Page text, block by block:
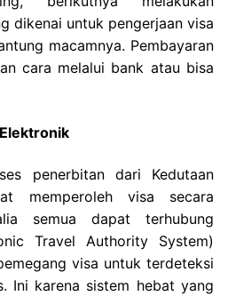
dikenai untuk pengerjaan visa
macamnya. Pembayaran
cara melalui bank atau bisa
penerbitan dari Kedutaan
memperoleh visa secara
semua dapat terhubung
Travel Authority System)
visa untuk terdeteksi
Ini karena sistem hebat yang